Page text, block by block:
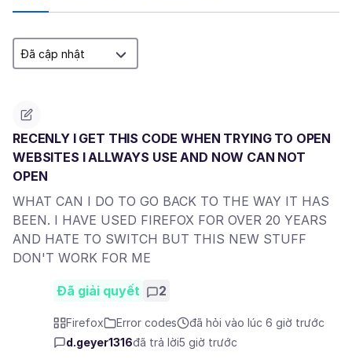
RECENLY I GET THIS CODE WHEN TRYING TO OPEN
WEBSITES I ALLWAYS USE AND NOW CAN NOT
OPEN
WHAT CAN I DO TO GO BACK TO THE WAY IT HAS
BEEN. I HAVE USED FIREFOX FOR OVER 20 YEARS
AND HATE TO SWITCH BUT THIS NEW STUFF
DON'T WORK FOR ME
Đã giải quyết 2
Firefox Error codes
đã hỏi vào lúc 6 giờ trước
d.geyer1316đã trả lời5 giờ trước